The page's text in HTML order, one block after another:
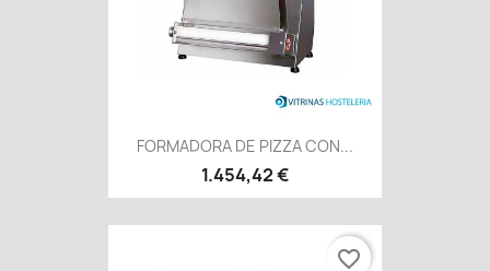
FORMADORA DE PIZZA CON...
1.454,42 €
favorite_border